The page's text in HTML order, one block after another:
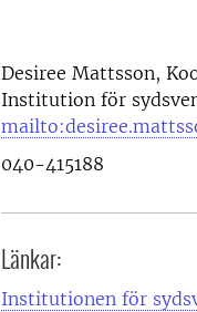
Desiree Mattsson,
Institution för
040-415188
Länkar:
Institutionen för